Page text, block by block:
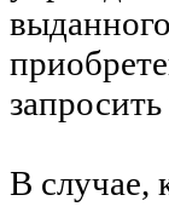
В случае,